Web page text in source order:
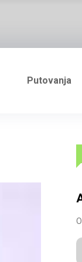
Putovanja